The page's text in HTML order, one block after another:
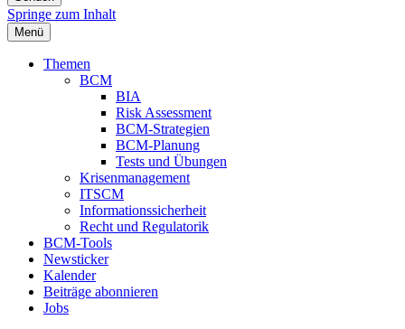
Springe zum Inhalt
Menü
Themen
BCM
BIA
Risk Assessment
BCM-Strategien
BCM-Planung
Tests und Übungen
Krisenmanagement
ITSCM
Informationssicherheit
Recht und Regulatorik
BCM-Tools
Newsticker
Kalender
Beiträge abonnieren
Jobs